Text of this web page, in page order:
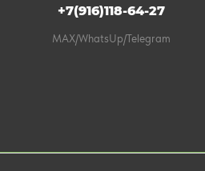
+7(916)118-64-27
MAX/WhatsUp/Telegram